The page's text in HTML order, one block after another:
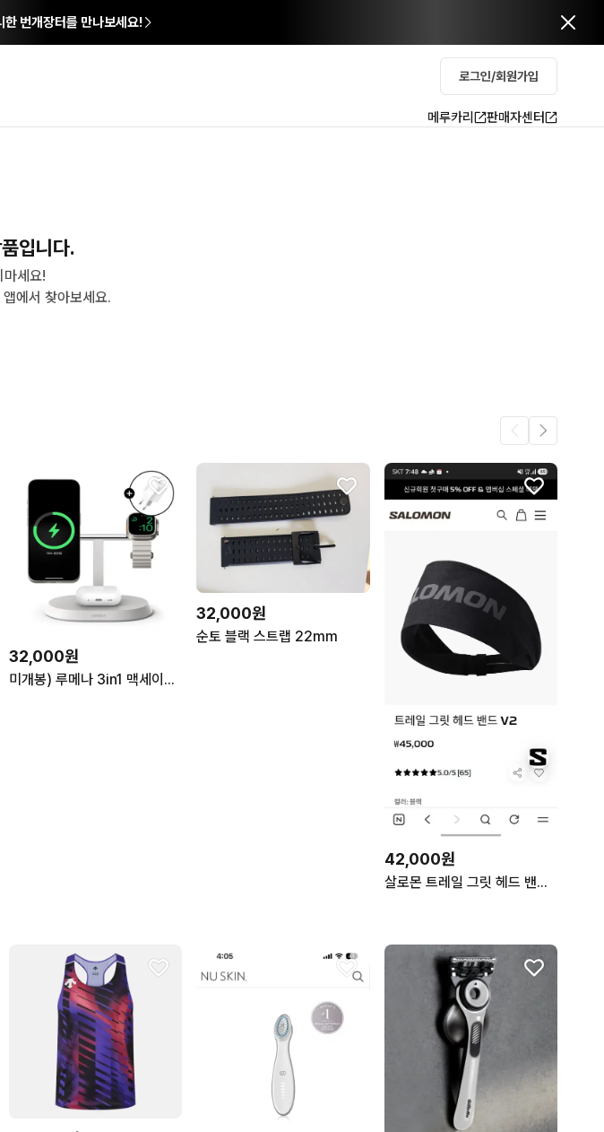
번개장터를 만나보세요!
로그인/회원가입
메루카리 판매자센터
입니다.
마세요!
에서 찾아보세요.
32,000원
미개봉) 루메나 3in1 맥세이프 무선 충전기 스테이션 화이트
32,000원
순토 블랙 스트랩 22mm
42,000원
살로몬 트레일 그릿 헤드 밴드 V2 블랙